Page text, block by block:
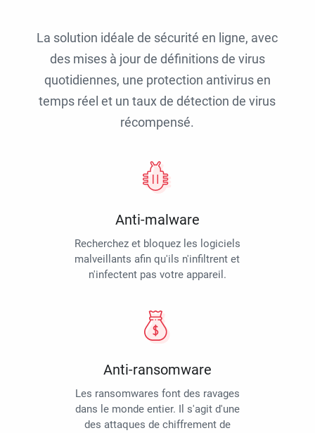
La solution idéale de sécurité en ligne, avec
des mises à jour de définitions de virus
quotidiennes, une protection antivirus en
temps réel et un taux de détection de virus
récompensé.
Anti-malware
Recherchez et bloquez les logiciels
malveillants afin qu'ils n'infiltrent et
n'infectent pas votre appareil.
Anti-ransomware
Les ransomwares font des ravages
dans le monde entier. Il s'agit d'une
des attaques de chiffrement de